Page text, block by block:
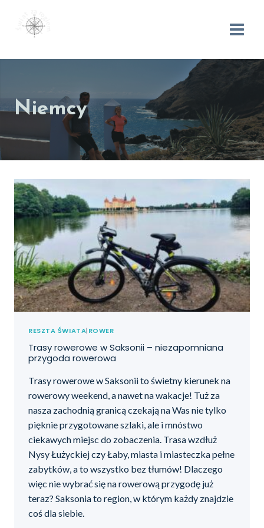
Niemcy
RESZTA ŚWIATA|ROWER
Trasy rowerowe w Saksonii – niezapomniana
przygoda rowerowa
Trasy rowerowe w Saksonii to świetny kierunek na
rowerowy weekend, a nawet na wakacje! Tuż za
nasza zachodnią granicą czekają na Was nie tylko
pięknie przygotowane szlaki, ale i mnóstwo
ciekawych miejsc do zobaczenia. Trasa wzdłuż
Nysy Łużyckiej czy Łaby, miasta i miasteczka pełne
zabytków, a to wszystko bez tłumów! Dlaczego
więc nie wybrać się na rowerową przygodę już
teraz? Saksonia to region, w którym każdy znajdzie
coś dla siebie.